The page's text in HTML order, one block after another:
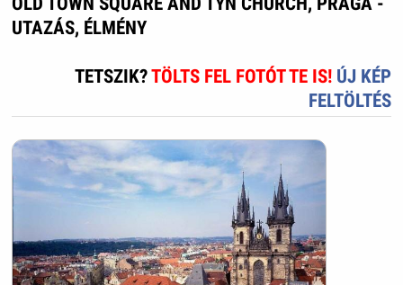
UTAZÁS, ÉLMÉNY
TETSZIK?TÖLTS FEL FOTÓT TE IS! ÚJ KÉP
FELTÖLTÉS